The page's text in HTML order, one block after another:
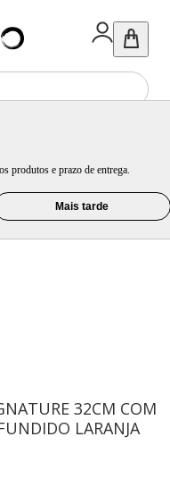
produtos e prazo de entrega.
Mais tarde
32CM COM
LARANJA